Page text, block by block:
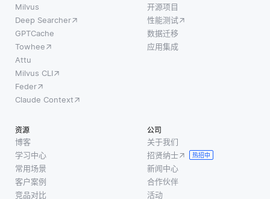
Milvus
Deep Searcher
GPTCache
Towhee
Attu
Milvus CLI
Feder
Claude Context
开源项目
性能测试
数据迁移
应用集成
资源
博客
学习中心
常用场景
客户案例
竞品对比
公司
关于我们
招贤纳士
热招中
新闻中心
合作伙伴
活动